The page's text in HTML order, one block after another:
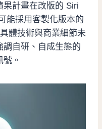
果計畫在改版的 Siri
能採用客製化版本的
體技術與商業細節未
自研、自成生態的
。